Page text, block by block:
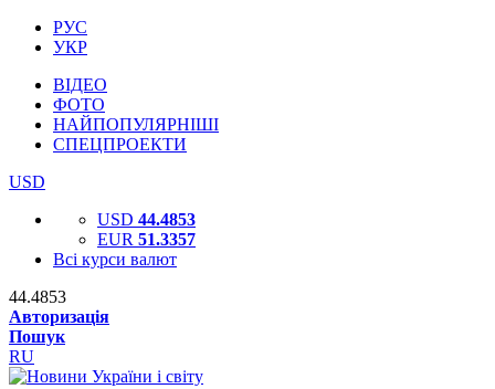
РУС
УКР
ВІДЕО
ФОТО
НАЙПОПУЛЯРНІШІ
СПЕЦПРОЕКТИ
USD
USD 44.4853
EUR 51.3357
Всі курси валют
44.4853
Авторизація
Пошук
RU